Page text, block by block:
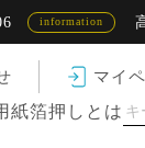
information 高
マイ
紙箔押しとは